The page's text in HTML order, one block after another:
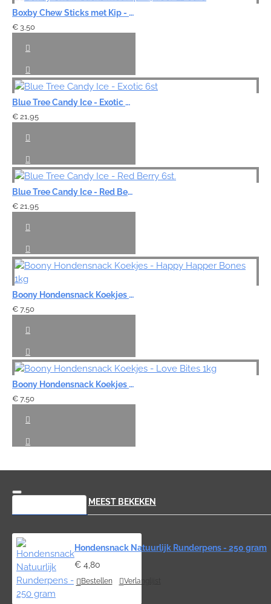
Boxby Chew Sticks met Kip - 4 voor 12 euro
€ 3,50
Blue Tree Candy Ice - Exotic 6st
€ 21,95
Blue Tree Candy Ice - Red Berry 6st.
€ 21,95
Boony Hondensnack Koekjes - Happy Happer Bones 1kg
€ 7,50
Boony Hondensnack Koekjes - Love Bites 1kg
€ 7,50
MEEST BEKEKEN
Hondensnack Natuurlijk Runderpens - 250 gram
€ 4,80
Bestellen Verlanglijst